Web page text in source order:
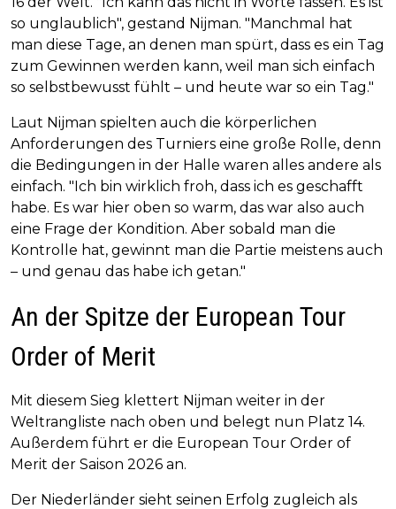
so unglaublich", gestand Nijman. "Manchmal hat
man diese Tage, an denen man spürt, dass es ein Tag
zum Gewinnen werden kann, weil man sich einfach
so selbstbewusst fühlt – und heute war so ein Tag."
Laut Nijman spielten auch die körperlichen
Anforderungen des Turniers eine große Rolle, denn
die Bedingungen in der Halle waren alles andere als
einfach. "Ich bin wirklich froh, dass ich es geschafft
habe. Es war hier oben so warm, das war also auch
eine Frage der Kondition. Aber sobald man die
Kontrolle hat, gewinnt man die Partie meistens auch
– und genau das habe ich getan."
An der Spitze der European Tour
Order of Merit
Mit diesem Sieg klettert Nijman weiter in der
Weltrangliste nach oben und belegt nun Platz 14.
Außerdem führt er die European Tour Order of
Merit der Saison 2026 an.
Der Niederländer sieht seinen Erfolg zugleich als